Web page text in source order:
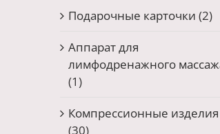
Подарочные карточки (2)
Аппарат для
лимфодренажного
(1)
Компрессионные изделия
(30)